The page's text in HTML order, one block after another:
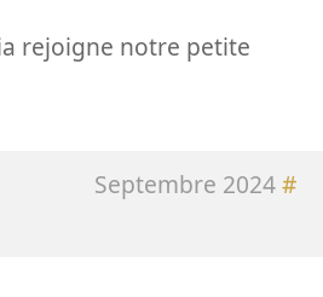
rejoigne notre petite
Septembre 2024#